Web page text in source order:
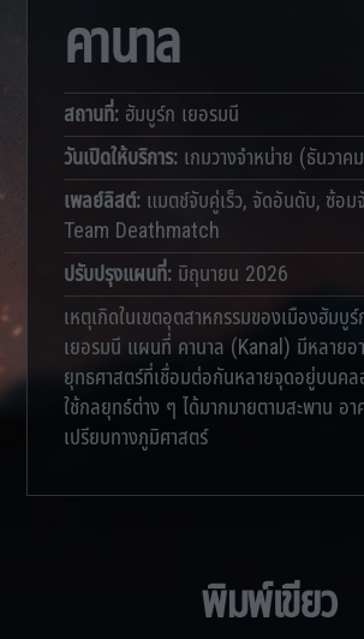
คานาล
สถานที่: ฮัมบูร์ก เยอรมนี
วันเปิดให้บริการ: เกมวางจำหน่าย (ธันวา
เพลย์ลิสต์: แมตช์จับคู่เร็ว, จัดอันดับ, ซ้อ
Team Deathmatch
ปรับปรุงแผนที่: มิถุนายน 2026
เหตุเกิดในเขตอุตสาหกรรมของเมืองฮัมบู
เยอรมนี แผนที่ คานาล (Kanal) มีหลายอ
ยุทธศาสตร์ที่เชื่อมต่อกันหลายจุดอยู่บนคล
ใช้กลยุทธ์ต่าง ๆ ได้มากมายตามสะพาน อา
เปรียบทางภูมิศาสตร์
พิมพ์เขียว